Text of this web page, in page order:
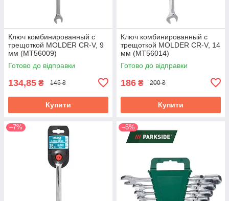
Ключ комбинированный с
трещоткой MOLDER CR-V, 9
мм (MT56009)
Готово до відправки
134,85 ₴ 145 ₴
Купити
Ключ комбинированный с
трещоткой MOLDER CR-V, 14
мм (MT56014)
Готово до відправки
186 ₴ 200 ₴
Купити
–7% –5%